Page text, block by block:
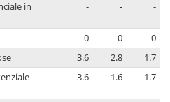
in
- - -
0 0
0
3.6 2.8
1.7
3.6 1.6 1.7